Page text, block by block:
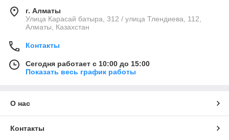
г. Алматы
Улица Карасай батыра, 312 / улица Тлендиева, 112,
Алматы, Казахстан
Контакты
Сегодня работает с 10:00 до 15:00
Показать весь график работы
О нас
Контакты